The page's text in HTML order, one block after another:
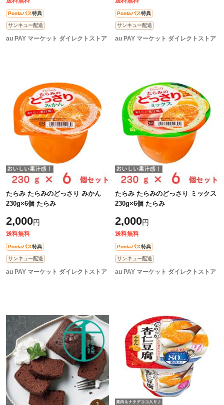
Pontaパス特典
サンキュー配送
au PAY マーケット ダイレクトストア
Pontaパス特典
サンキュー配送
au PAY マーケット ダイレクトストア
たらみ たらみのどっさり みかん
230g×6個 たらみ
2,000円
送料無料
Pontaパス特典
サンキュー配送
au PAY マーケット ダイレクトストア
たらみ たらみのどっさり ミックス
230g×6個 たらみ
2,000円
送料無料
Pontaパス特典
サンキュー配送
au PAY マーケット ダイレクトストア